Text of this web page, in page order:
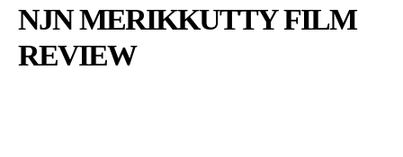
NJN MERIKKUTTY FILM
REVIEW